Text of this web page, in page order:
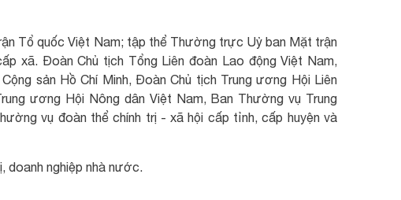
Tổ quốc Việt Nam; tập thể Thường trực Uỷ ban Mặt trận
xã. Đoàn Chủ tịch Tổng Liên đoàn Lao động Việt Nam,
sản Hồ Chí Minh, Đoàn Chủ tịch Trung ương Hội Liên
ương Hội Nông dân Việt Nam, Ban Thường vụ Trung
vụ đoàn thể chính trị - xã hội cấp tỉnh, cấp huyện và
doanh nghiệp nhà nước.